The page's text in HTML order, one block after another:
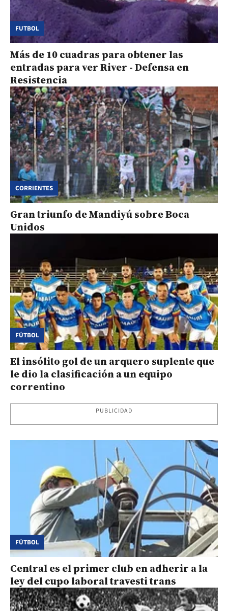
FUTBOL
Más de 10 cuadras para obtener las
entradas para ver River - Defensa en
Resistencia
CORRIENTES
Gran triunfo de Mandiyú sobre Boca
Unidos
FÚTBOL
El insólito gol de un arquero suplente que
le dio la clasificación a un equipo
correntino
PUBLICIDAD
FÚTBOL
Central es el primer club en adherir a la
ley del cupo laboral travesti trans